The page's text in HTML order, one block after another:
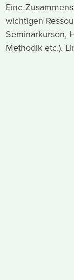
Eine
wichtigen
Seminarkursen,
Methodik etc.).